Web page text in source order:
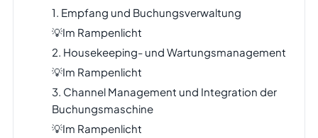
1. Empfang und Buchungsverwaltung
💡Im Rampenlicht
2. Housekeeping- und Wartungsmanagement
💡Im Rampenlicht
3. Channel Management und Integration der
Buchungsmaschine
💡Im Rampenlicht